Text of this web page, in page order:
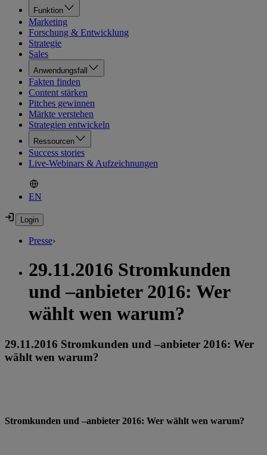
Funktion
Marketing
Forschung & Entwicklung
Strategie
Sales
Anwendungsfall
Fakten finden
Content stärken
Pitches gewinnen
Märkte verstehen
Strategien entwickeln
Ressourcen
Success stories
Live-Webinars & Aufzeichnungen
EN
Presse›
29.11.2016 Stromkunden
und –anbieter 2016: Wer
wählt wen warum?
29.11.2016 Stromkunden und –anbieter 2016: Wer
wählt wen warum?
Stromkunden und –anbieter 2016: Wer wählt wen warum?